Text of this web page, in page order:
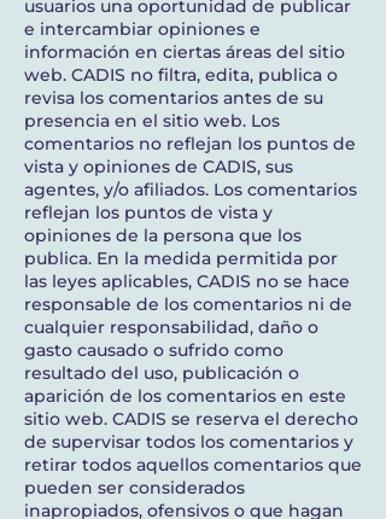
usuarios una oportunidad de publicar
e intercambiar opiniones e
información en ciertas áreas del sitio
web. CADIS no filtra, edita, publica o
revisa los comentarios antes de su
presencia en el sitio web. Los
comentarios no reflejan los puntos de
vista y opiniones de CADIS, sus
agentes, y/o aﬁliados. Los comentarios
reflejan los puntos de vista y
opiniones de la persona que los
publica. En la medida permitida por
las leyes aplicables, CADIS no se hace
responsable de los comentarios ni de
cualquier responsabilidad, daño o
gasto causado o sufrido como
resultado del uso, publicación o
aparición de los comentarios en este
sitio web. CADIS se reserva el derecho
de supervisar todos los comentarios y
retirar todos aquellos comentarios que
pueden ser considerados
inapropiados, ofensivos o que hagan